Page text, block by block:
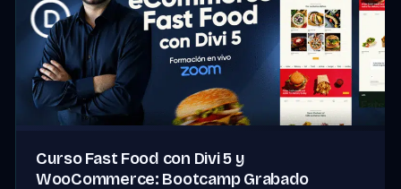
Curso Fast Food con Divi 5 y
WooCommerce: Bootcamp Grabado